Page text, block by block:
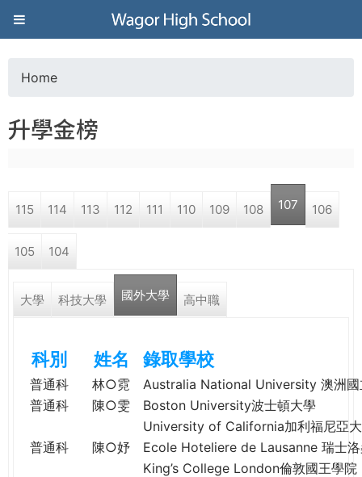
Jump to navigation
葳
格
高
學
o
a
r
e
e
e
Home
升學金榜
115 114 113 112 111 110 109 108 107 106
105 104
大學 科技大學 國外大學 高中職
科別 姓名 錄取學校
普通科 林○霓
Australia National University 澳洲國
普通科
陳○雯
Boston University波士頓大學
University of California加利福尼亞
普通科
陳○妤
Ecole Hoteliere de Lausanne 瑞士
King’s College London倫敦國王學院